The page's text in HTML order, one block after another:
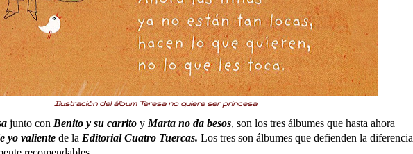
Ilustración del álbum Teresa no quiere ser princesa
junto con Benito y su carritoy Marta no da besos, son los tres álbumes que hasta ahora
yo valientede la Editorial Cuatro Tuercas. Los tres son álbumes que defienden la diferencia